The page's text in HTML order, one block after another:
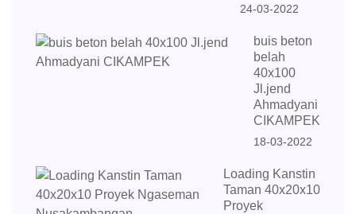
24-03-2022
buis beton
belah
40x100
Jl.jend
Ahmadyani
CIKAMPEK
18-03-2022
Loading Kanstin
Taman 40x20x10
Proyek